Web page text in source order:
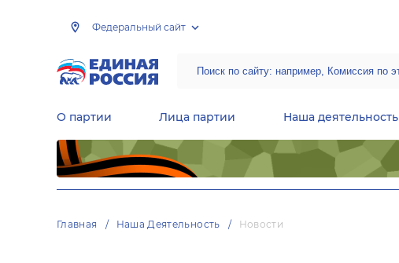
Федеральный сайт
О партии Лица партии Наша деятельность
Главная Наша Деятельность Новости